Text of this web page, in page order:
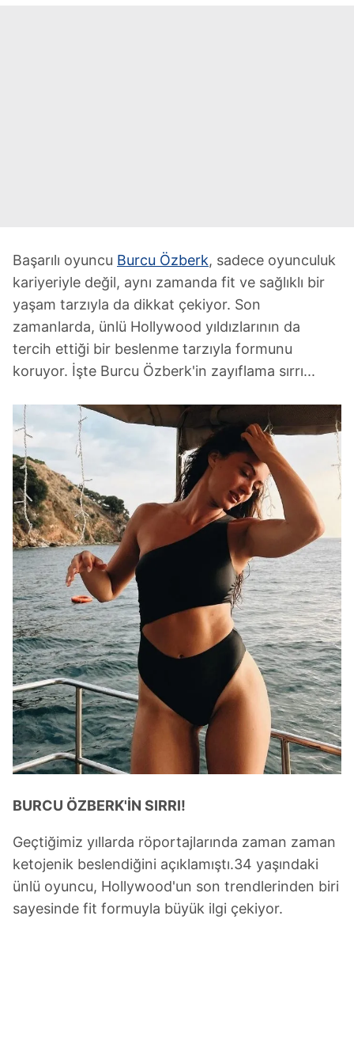
Başarılı oyuncu Burcu Özberk, sadece oyunculuk
kariyeriyle değil, aynı zamanda fit ve sağlıklı bir
yaşam tarzıyla da dikkat çekiyor. Son
zamanlarda, ünlü Hollywood yıldızlarının da
tercih ettiği bir beslenme tarzıyla formunu
koruyor. İşte Burcu Özberk'in zayıflama sırrı...
BURCU ÖZBERK'İN SIRRI!
Geçtiğimiz yıllarda röportajlarında zaman zaman
ketojenik beslendiğini açıklamıştı.34 yaşındaki
ünlü oyuncu, Hollywood'un son trendlerinden biri
sayesinde fit formuyla büyük ilgi çekiyor.